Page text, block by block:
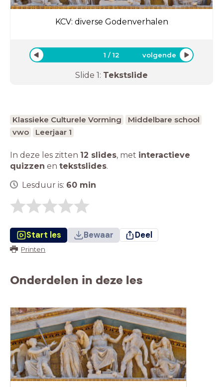
KCV: diverse Godenverhalen
1 /12 volgende
Slide 1: Tekstslide
Klassieke Culturele Vorming
Middelbare school
vwo
Leerjaar 1
In deze les zitten 12 slides, met interactieve
quizzen en tekstslides.
Lesduur is: 60 min
Start les Bewaar Deel
Printen
Onderdelen in deze les